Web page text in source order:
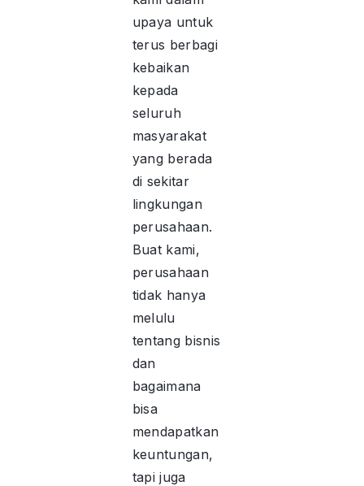
upaya untuk
terus berbagi
kebaikan
kepada
seluruh
masyarakat
yang berada
di sekitar
lingkungan
perusahaan.
Buat kami,
perusahaan
tidak hanya
melulu
tentang bisnis
dan
bagaimana
bisa
mendapatkan
keuntungan,
tapi juga